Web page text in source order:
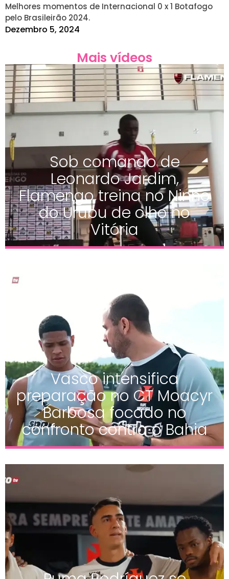
Melhores momentos de Internacional 0 x 1 Botafogo
pelo Brasileirão 2024.
Dezembro 5, 2024
Mais vídeos
Sob comando de
Leonardo Jardim,
Flamengo treina no Ninho
do Urubu de olho no
Vitória
Vasco intensifica
preparação no CT Moacyr
Barbosa focado no
confronto contra o Bahia